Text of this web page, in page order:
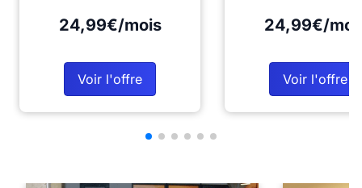
24,99€/mois
Voir l'offre
24,99€/
Voir l'offre